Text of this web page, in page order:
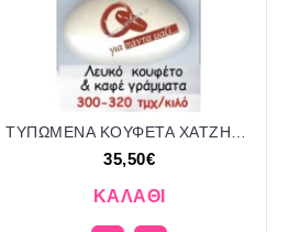
35,50€
ΚΑΛΆΘΙ